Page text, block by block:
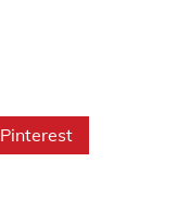
Pinterest